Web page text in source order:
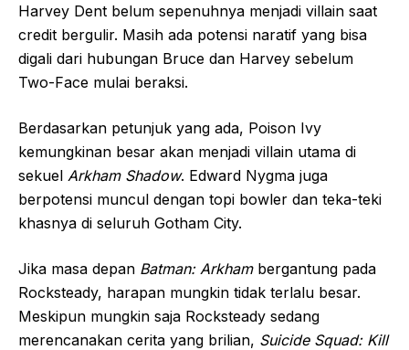
Harvey Dent belum sepenuhnya menjadi villain saat
credit bergulir. Masih ada potensi naratif yang bisa
digali dari hubungan Bruce dan Harvey sebelum
Two-Face mulai beraksi.
Berdasarkan petunjuk yang ada, Poison Ivy
kemungkinan besar akan menjadi villain utama di
sekuel Arkham Shadow. Edward Nygma juga
berpotensi muncul dengan topi bowler dan teka-teki
khasnya di seluruh Gotham City.
Jika masa depan Batman: Arkhambergantung pada
Rocksteady, harapan mungkin tidak terlalu besar.
Meskipun mungkin saja Rocksteady sedang
merencanakan cerita yang brilian, Suicide Squad: Kill